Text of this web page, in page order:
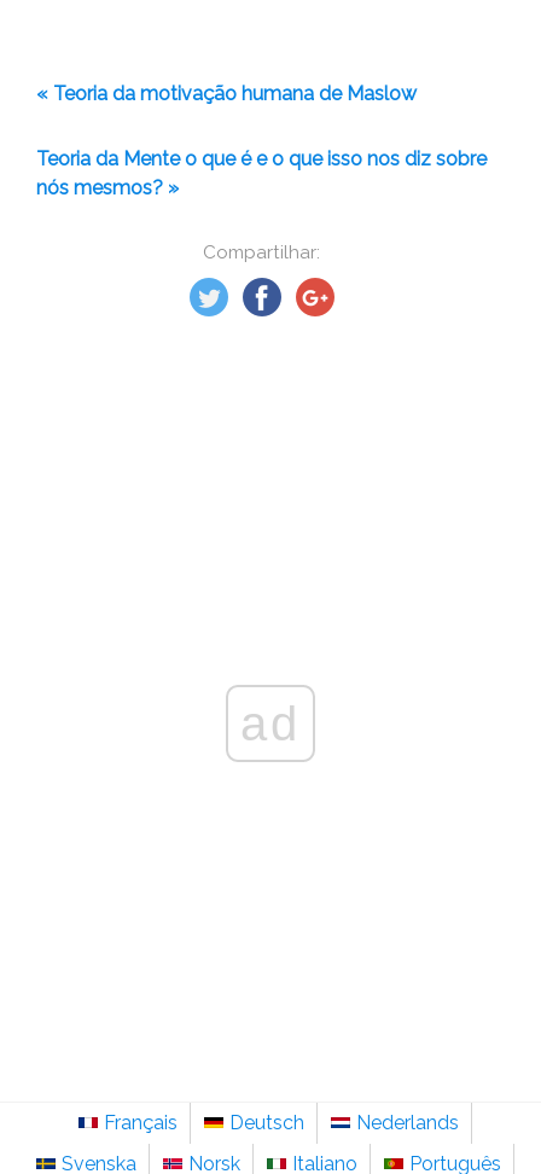
Compartilhar:
« Teoria da motivação humana de Maslow
Teoria da Mente o que é e o que isso nos diz sobre
nós mesmos? »
ad
Français Deutsch
Nederlands
Svenska
Norsk Italiano Português